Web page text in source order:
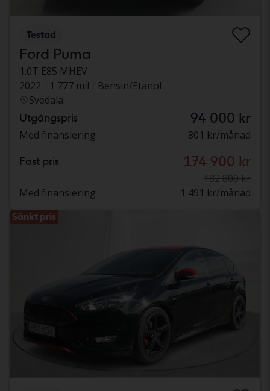
Testad
Ford Puma
1.0T E85 MHEV
2022
1 777 mil
Bensin/Etanol
Svedala
Utgångspris 94 000 kr
Med finansiering 801 kr/månad
Fast pris 174 900 kr
182 800 kr
Med finansiering
1 491 kr/månad
Sänkt pris